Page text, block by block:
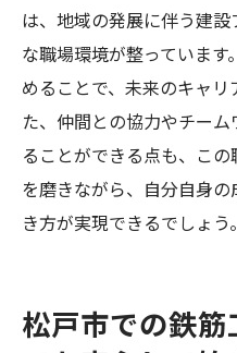
は、地域の発展に伴う建
な職場環境が整っていま
めることで、未来のキャ
た、仲間との協力やチー
ることができる点も、こ
を磨きながら、自分自身
き方が実現できるでしょう。
松戸市での鉄